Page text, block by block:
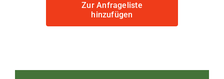
14-
FU
Zur Anfrageliste
hinzufügen